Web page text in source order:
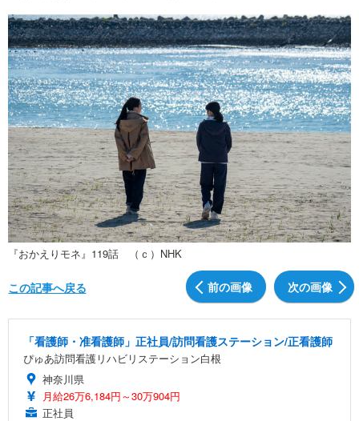
ショッピング その他
その他
『おかえりモネ』119話 （ｃ）NHK
前の画像 次の画像
この記事へ戻る
「看護師・准看護師」正社員/訪問看護ステーション/正看護師
ぴゅあ訪問看護リハビリステーション白根
神奈川県
月給26万6,184円～30万904円
正社員